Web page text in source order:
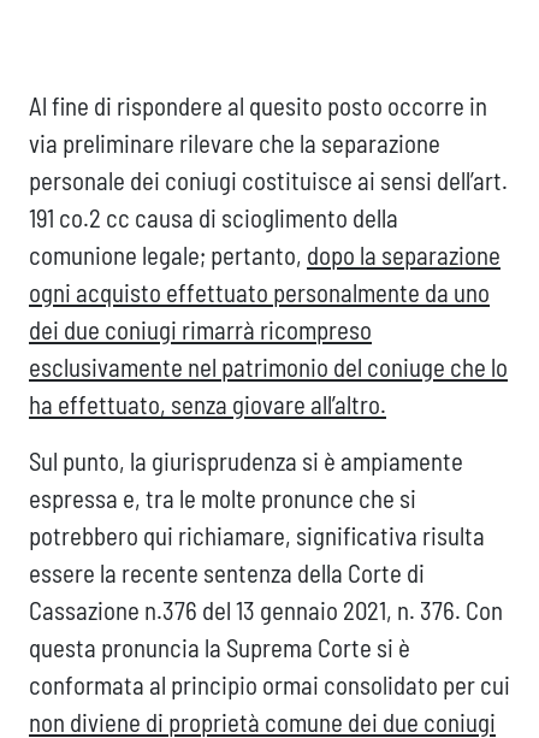
Al fine di rispondere al quesito posto occorre in
via preliminare rilevare che la separazione
personale dei coniugi costituisce ai sensi dell’art.
191 co.2 cc causa di scioglimento della
comunione legale; pertanto, dopo la separazione
ogni acquisto effettuato personalmente da uno
dei due coniugi rimarrà ricompreso
esclusivamente nel patrimonio del coniuge che lo
ha effettuato, senza giovare all’altro.
Sul punto, la giurisprudenza si è ampiamente
espressa e, tra le molte pronunce che si
potrebbero qui richiamare, significativa risulta
essere la recente sentenza della Corte di
Cassazione n.376 del 13 gennaio 2021, n. 376. Con
questa pronuncia la Suprema Corte si è
conformata al principio ormai consolidato per cui
non diviene di proprietà comune dei due coniugi